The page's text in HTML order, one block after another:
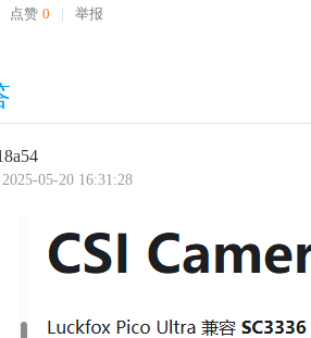
点赞 0 | 举报
2025-05-20 16:31:28